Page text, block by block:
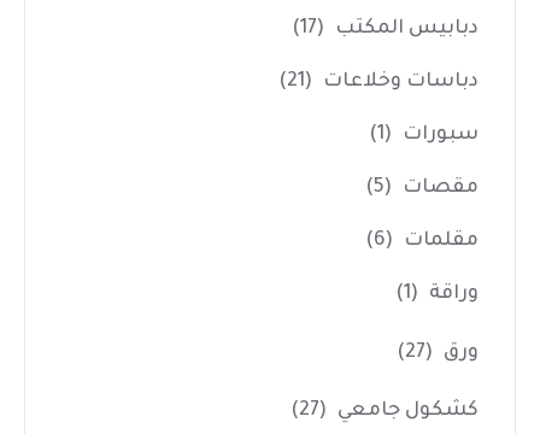
دبابيس المكتب (17)
دباسات وخلاعات (21)
سبورات (1)
مقصات (5)
مقلمات (6)
وراقة (1)
ورق (27)
كشكول جامعي (27)